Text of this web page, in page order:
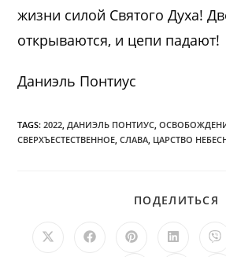
жизни силой Святого Духа!
открываются, и цепи падают!
Даниэль Понтиус
TAGS:2022, ДАНИЭЛЬ ПОНТИУС,
СВЕРХЪЕСТЕСТВЕННОЕ, СЛАВА, ЦАРСТВО
ПОДЕЛИТЬСЯ
Открывается
Открывается
Открывается